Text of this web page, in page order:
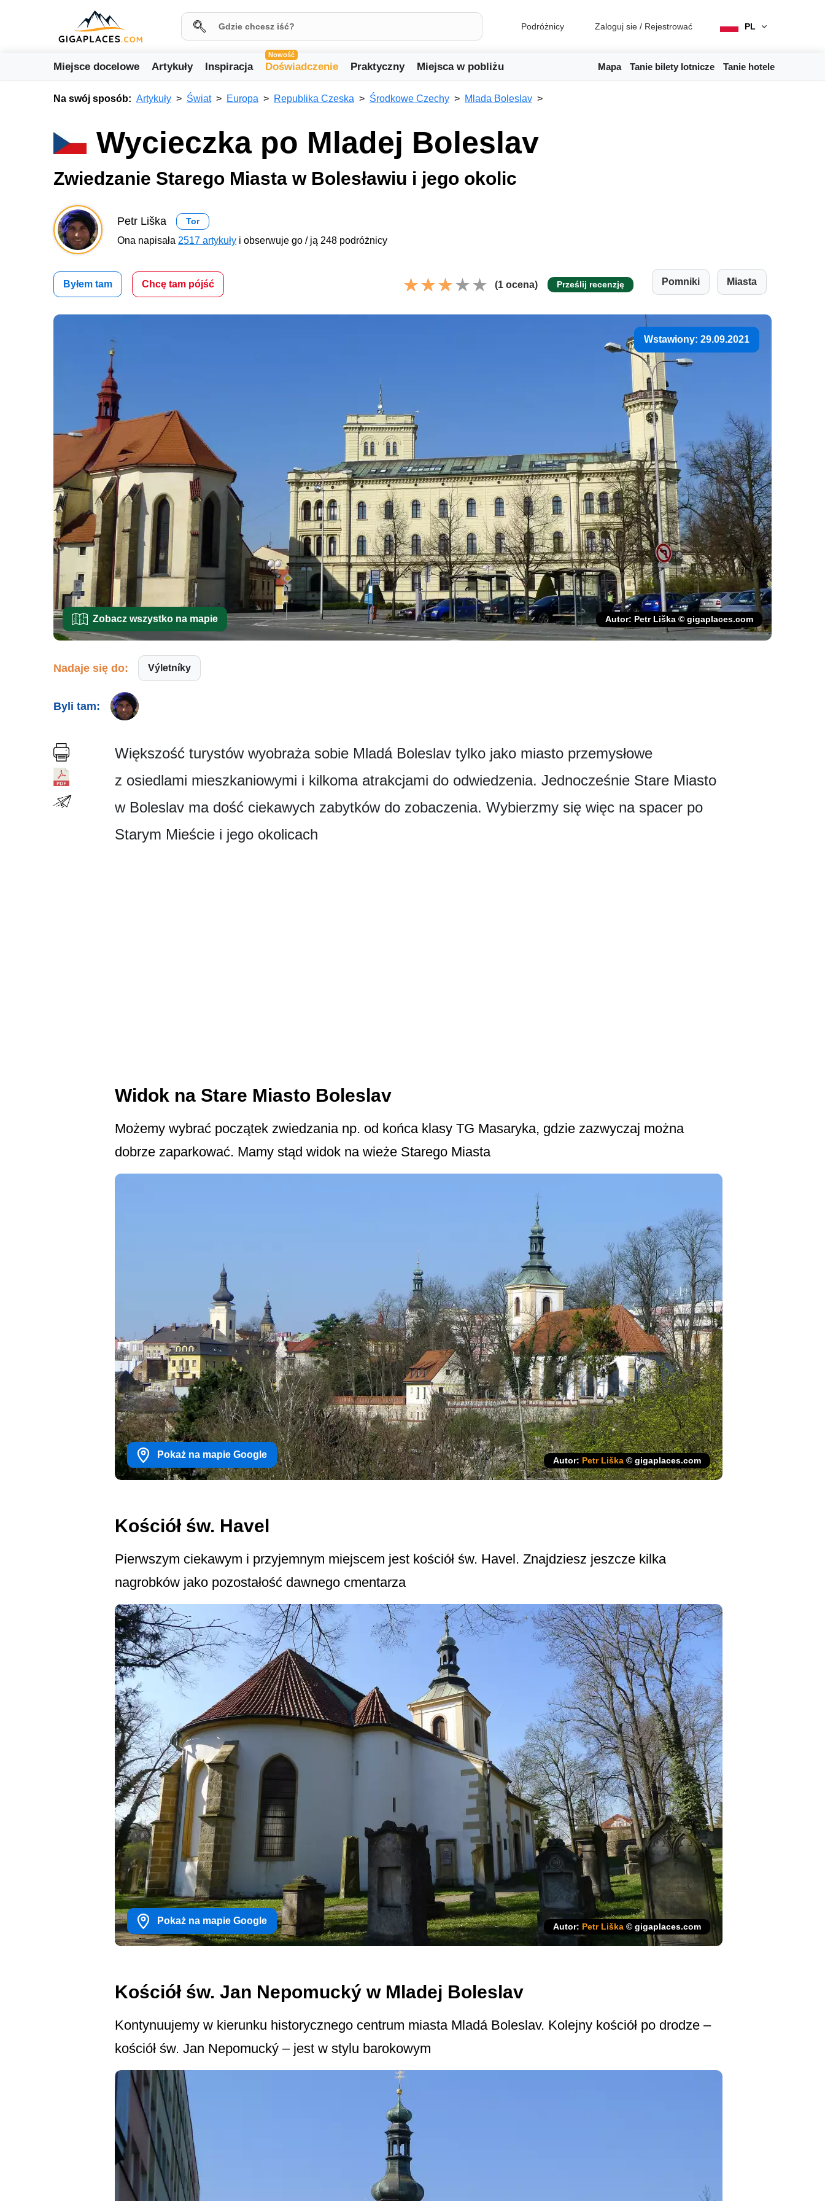
Podróżnicy Zaloguj sie / Rejestrować PL
Miejsce docelowe Artykuły Inspiracja
Nowość
Doświadczenie Praktyczny Miejsca w pobliżu Mapa Tanie bilety lotnicze Tanie hotele
Na swój sposób: Artykuły Świat Europa Republika Czeska Środkowe Czechy Mlada Boleslav
Wycieczka po Mladej Boleslav
Zwiedzanie Starego Miasta w Bolesławiu i jego okolic
Petr Liška Tor
Ona napisała 2517 artykuły i obserwuje go / ją 248 podróżnicy
Byłem tam Chcę tam pójść (1 ocena) Prześlij recenzję Pomniki Miasta
Wstawiony: 29.09.2021
Zobacz wszystko na mapie Autor: Petr Liška © gigaplaces.com
Nadaje się do: Výletníky
Byli tam:
Większość turystów wyobraża sobie Mladá Boleslav tylko jako miasto przemysłowe
z osiedlami mieszkaniowymi i kilkoma atrakcjami do odwiedzenia. Jednocześnie Stare Miasto
w Boleslav ma dość ciekawych zabytków do zobaczenia. Wybierzmy się więc na spacer po
Starym Mieście i jego okolicach
Widok na Stare Miasto Boleslav
Możemy wybrać początek zwiedzania np. od końca klasy TG Masaryka, gdzie zazwyczaj można
dobrze zaparkować. Mamy stąd widok na wieże Starego Miasta
Pokaż na mapie Google
Autor: Petr Liška © gigaplaces.com
Kościół św. Havel
Pierwszym ciekawym i przyjemnym miejscem jest kościół św. Havel. Znajdziesz jeszcze kilka
nagrobków jako pozostałość dawnego cmentarza
Pokaż na mapie Google
Autor: Petr Liška © gigaplaces.com
Kościół św. Jan Nepomucký w Mladej Boleslav
Kontynuujemy w kierunku historycznego centrum miasta Mladá Boleslav. Kolejny kościół po drodze –
kościół św. Jan Nepomucký – jest w stylu barokowym